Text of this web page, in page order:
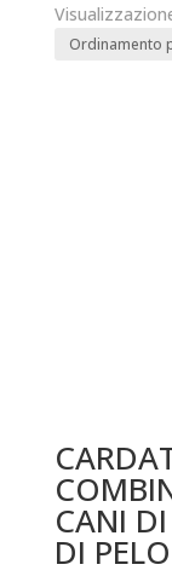
CANI
DI